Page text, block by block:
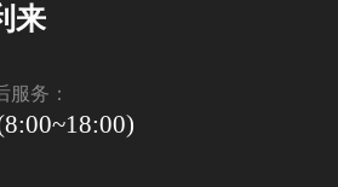
来
服务：